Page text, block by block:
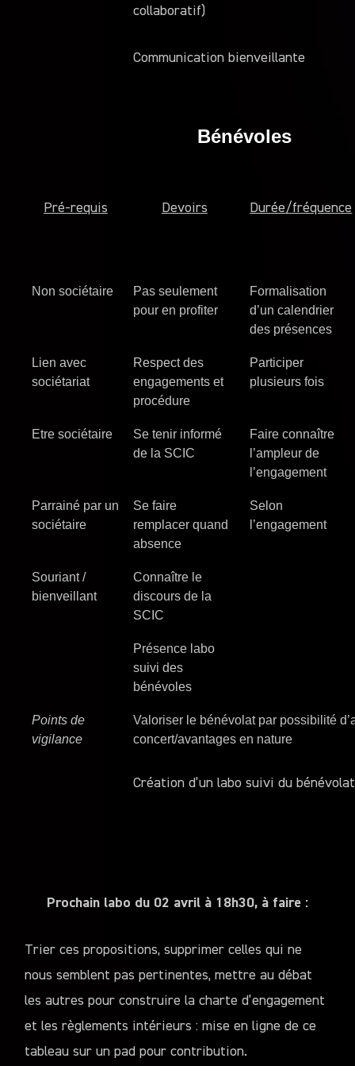
collaboratif)
Communication bienveillante
Bénévoles
Pré-requis Devoirs Durée/fréquence
Non sociétaire
Pas seulement
pour en profiter
Formalisation
d’un calendrier
des présences
Lien avec
sociétariat
Respect des
engagements et
procédure
Participer
plusieurs fois
Etre sociétaire
Se tenir informé
de la SCIC
Faire connaître
l’ampleur de
l’engagement
Parrainé par un
sociétaire
Se faire
remplacer quand
absence
Selon
l’engagement
Souriant /
bienveillant
Connaître le
discours de la
SCIC
Présence labo
suivi des
bénévoles
Points de
vigilance
Valoriser le bénévolat par possibilité
concert/avantages en nature
Création d’un labo suivi du bénévolat
Prochain labo du 02 avril à 18h30, à faire :
Trier ces propositions, supprimer celles qui ne
nous semblent pas pertinentes, mettre au débat
les autres pour construire la charte d’engagement
et les règlements intérieurs : mise en ligne de ce
tableau sur un pad pour contribution.